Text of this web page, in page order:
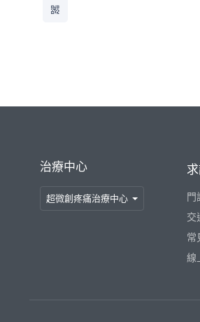
治療中心
超微創疼痛治療中心
門
交
常
線